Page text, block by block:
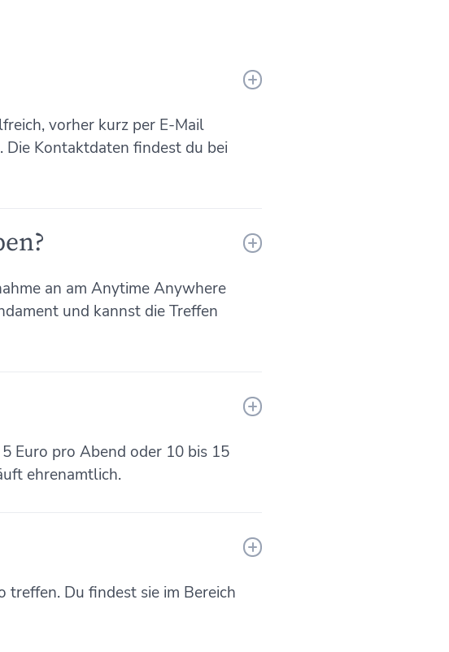
vorher kurz per E-Mail
Die Kontaktdaten findest du bei
an am Anytime Anywhere
und kannst die Treffen
Euro pro Abend oder 10 bis 15
ehrenamtlich.
treffen. Du findest sie im Bereich